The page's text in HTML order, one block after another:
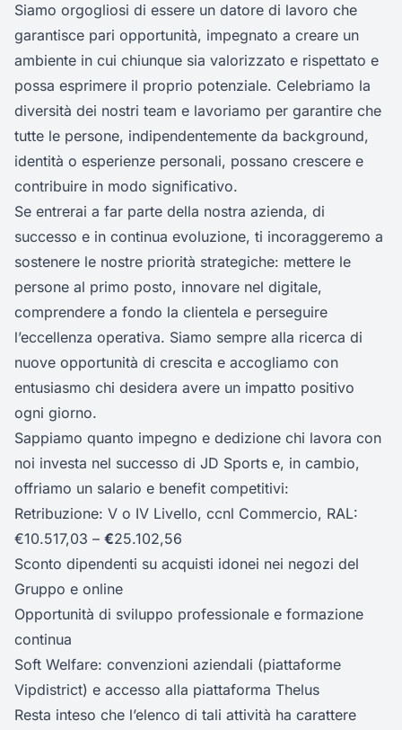
Siamo orgogliosi di essere un datore di lavoro che
garantisce pari opportunità, impegnato a creare un
ambiente in cui chiunque sia valorizzato e rispettato e
possa esprimere il proprio potenziale. Celebriamo la
diversità dei nostri team e lavoriamo per garantire che
tutte le persone, indipendentemente da background,
identità o esperienze personali, possano crescere e
contribuire in modo significativo.
Se entrerai a far parte della nostra azienda, di
successo e in continua evoluzione, ti incoraggeremo a
sostenere le nostre priorità strategiche: mettere le
persone al primo posto, innovare nel digitale,
comprendere a fondo la clientela e perseguire
l’eccellenza operativa. Siamo sempre alla ricerca di
nuove opportunità di crescita e accogliamo con
entusiasmo chi desidera avere un impatto positivo
ogni giorno.
Sappiamo quanto impegno e dedizione chi lavora con
noi investa nel successo di JD Sports e, in cambio,
offriamo un salario e benefit competitivi:
Retribuzione: V o IV Livello, ccnl Commercio, RAL:
€10.517,03 – €25.102,56
Sconto dipendenti su acquisti idonei nei negozi del
Gruppo e online
Opportunità di sviluppo professionale e formazione
continua
Soft Welfare: convenzioni aziendali (piattaforme
Vipdistrict) e accesso alla piattaforma Thelus
Resta inteso che l’elenco di tali attività ha carattere